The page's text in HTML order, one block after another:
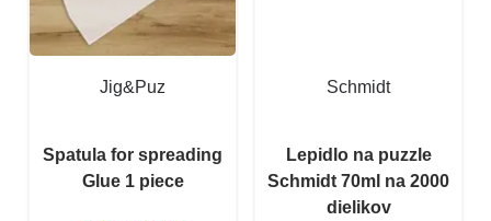
Jig&Puz
Spatula for spreading
Glue 1 piece
Schmidt
Lepidlo na puzzle
Schmidt 70ml na 2000
dielikov